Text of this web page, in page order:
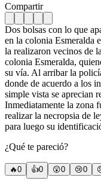
Compartir
Dos bolsas con lo que
en la colonia Esmeralda
la realizaron vecinos de
colonia Esmeralda,
su vía. Al arribar la
donde de acuerdo a los
simple vista se aprecian
Inmediatamente la zona
realizar la necropsia de
para luego su
¿Qué te pareció?
🔥0 👍0 😲0 😢0